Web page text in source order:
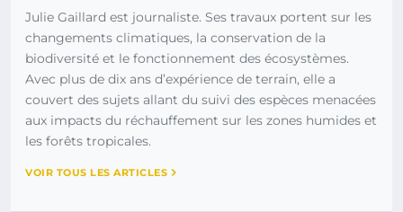
Julie Gaillard est journaliste. Ses travaux portent sur les
changements climatiques, la conservation de la
biodiversité et le fonctionnement des écosystèmes.
Avec plus de dix ans d’expérience de terrain, elle a
couvert des sujets allant du suivi des espèces menacées
aux impacts du réchauffement sur les zones humides et
les forêts tropicales.
VOIR TOUS LES ARTICLES